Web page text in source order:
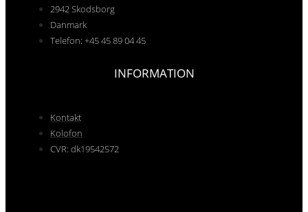
2942 Skodsborg
Danmark
Telefon: +45 45 89 04 45
INFORMATION
Kontakt
Kolofon
CVR: dk19542572